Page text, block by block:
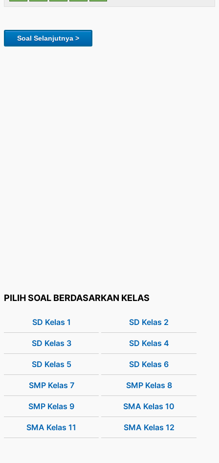
Soal Selanjutnya >
PILIH SOAL BERDASARKAN KELAS
SD Kelas 1 SD Kelas 2
SD Kelas 3 SD Kelas 4
SD Kelas 5 SD Kelas 6
SMP Kelas 7 SMP Kelas 8
SMP Kelas 9 SMA Kelas 10
SMA Kelas 11 SMA Kelas 12